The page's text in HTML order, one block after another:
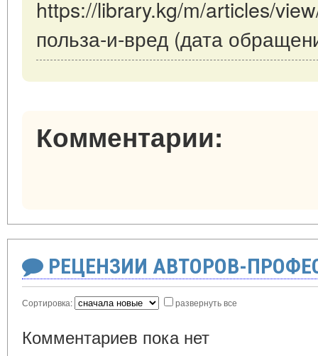
https://library.kg/m/articles/
польза-и-вред (дата
Комментарии:
РЕЦЕНЗИИ АВТОРОВ-
Сортировка: развернуть все
Комментариев пока нет